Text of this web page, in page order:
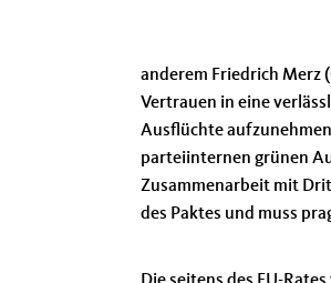
anderem Friedrich Merz
Vertrauen in eine
Ausflüchte
parteiinternen grünen
Zusammenarbeit mit
des Paktes und muss